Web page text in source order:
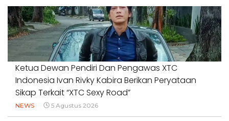
Ketua Dewan Pendiri Dan Pengawas XTC
Indonesia Ivan Rivky Kabira Berikan Peryataan
Sikap Terkait “XTC Sexy Road”
NEWS 5 Agustus 2026